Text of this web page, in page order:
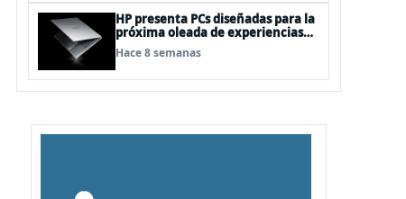
HP presenta PCs diseñadas para la
próxima oleada de experiencias
en Windows PC, impulsadas por
NVIDIA RTX Spark™
Hace 8 semanas